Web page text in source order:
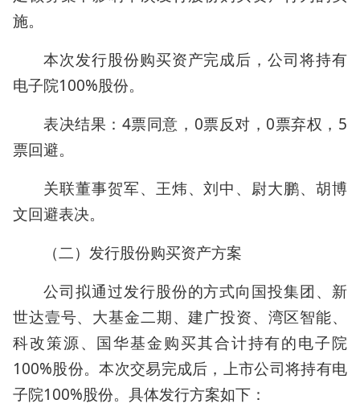
施。
本次发行股份购买资产完成后，公司将持有
电子院100%股份。
表决结果：4票同意，0票反对，0票弃权，5
票回避。
关联董事贺军、王炜、刘中、尉大鹏、胡博
文回避表决。
（二）发行股份购买资产方案
公司拟通过发行股份的方式向国投集团、新
世达壹号、大基金二期、建广投资、湾区智能、
科改策源、国华基金购买其合计持有的电子院
100%股份。本次交易完成后，上市公司将持有电
子院100%股份。具体发行方案如下：